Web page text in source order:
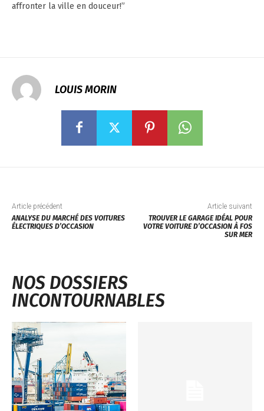
affronter la ville en douceur!”
LOUIS MORIN
Article précédent
ANALYSE DU MARCHÉ DES VOITURES
ÉLECTRIQUES D’OCCASION
Article suivant
TROUVER LE GARAGE IDÉAL POUR
VOTRE VOITURE D’OCCASION À FOS
SUR MER
NOS DOSSIERS
INCONTOURNABLES